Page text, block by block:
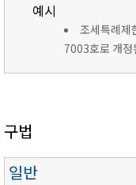
예시
조세특례제
7003호로 개정
구법
일반